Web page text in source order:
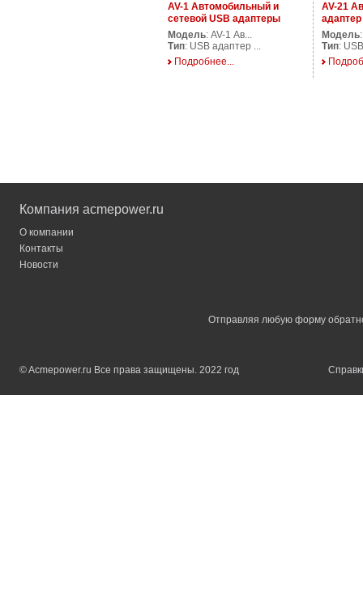
AV-1 Автомобильный и
сетевой USB адаптеры
питания
Модель: AV-1 Ав...
Тип: USB адаптер ...
Подробнее...
AV-21
Модель
Тип:
Компания acmepower.ru
О компании
Контакты
Новости
Отправляя любую форму
© Acmepower.ru Все права защищены. 2022 год